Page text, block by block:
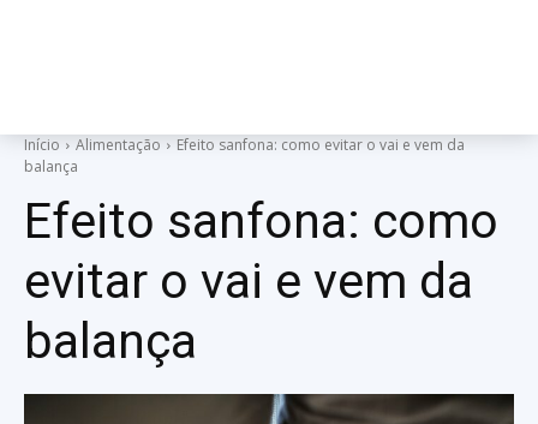
Início Alimentação
Efeito sanfona: como evitar o vai e vem da
balança
Efeito sanfona: como
evitar o vai e vem da
balança